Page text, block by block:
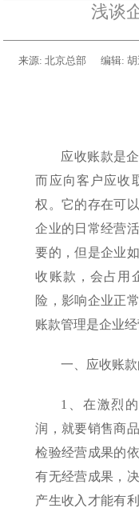
浅谈
来源: 北京总部 编辑: 胡
应收账款是
而应向客户应收
权。它的存在可
企业的日常经营
要的，但是企业
收账款，会占用
险，影响企业正
账款管理是企业
一、应收账
1、在激烈
润，就要销售商
检验经营成果的
有无经营成果，
产生收入才能有